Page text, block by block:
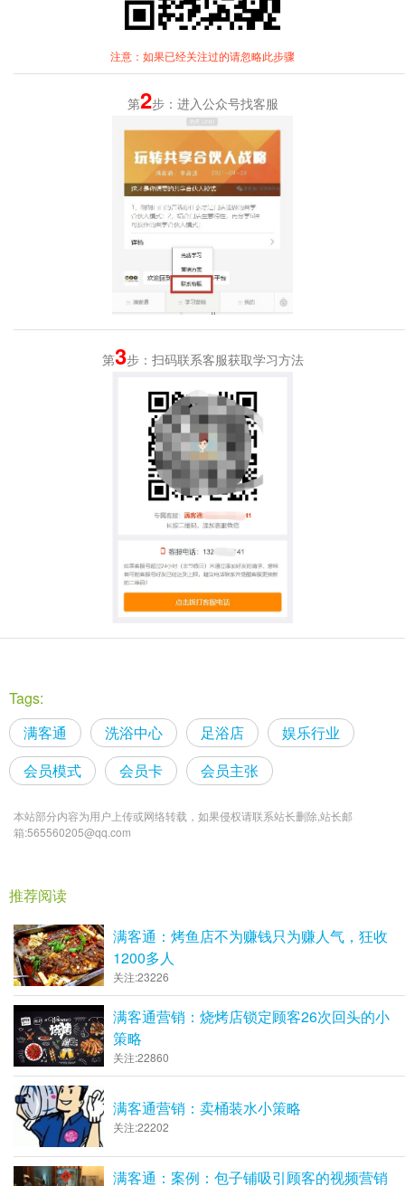
注意：如果已经关注过的请忽略此步骤
第2步：进入公众号找客服
第3步：扫码联系客服获取学习方法
Tags:
满客通
洗浴中心 足浴店
娱乐行业
会员模式
会员卡 会员主张
本站部分内容为用户上传或网络转载，如果侵权请联系站长删除,站长邮
箱:565560205@qq.com
推荐阅读
满客通：烤鱼店不为赚钱只为赚人气，狂收
1200多人
关注:23226
满客通营销：烧烤店锁定顾客26次回头的小
策略
关注:22860
满客通营销：卖桶装水小策略
关注:22202
满客通：案例：包子铺吸引顾客的视频营销